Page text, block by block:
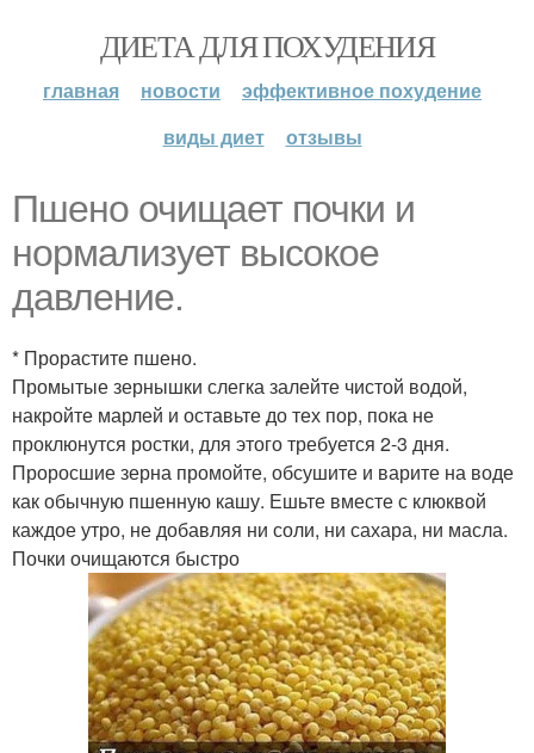
ДИЕТА ДЛЯ ПОХУДЕНИЯ
главная новости
эффективное похудение
виды диет
отзывы
Пшено очищает почки и
нормализует высокое
давление.
* Прорастите пшено.
Промытые зернышки слегка залейте чистой водой,
накройте марлей и оставьте до тех пор, пока не
проклюнутся ростки, для этого требуется 2-3 дня.
Проросшие зерна промойте, обсушите и варите на воде
как обычную пшенную кашу. Ешьте вместе с клюквой
каждое утро, не добавляя ни соли, ни сахара, ни масла.
Почки очищаются быстро